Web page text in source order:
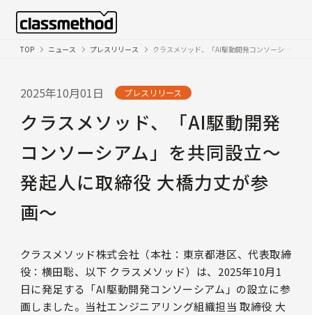
TOP ニュース プレスリリース クラスメソッド、「AI駆動開発コンソーシアム」を共同設立〜発起人に取締役 大橋力丈が参画〜
2025年10月01日 プレスリリース
クラスメソッド、「AI駆動開発
コンソーシアム」を共同設立〜
発起人に取締役 大橋力丈が参
画〜
クラスメソッド株式会社（本社：東京都港区、代表取締
役：横田聡、以下 クラスメソッド）は、2025年10月1
日に発足する「AI駆動開発コンソーシアム」の設立に参
画しました。当社エンジニアリング組織担当 取締役 大